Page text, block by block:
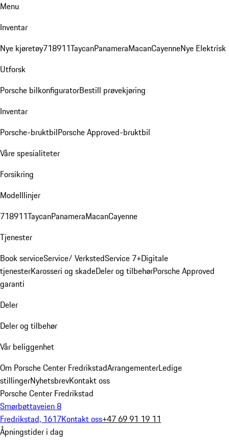
Menu
Inventar
Nye kjøretøy718911TaycanPanameraMacanCayenneNye Elektrisk
Utforsk
Porsche bilkonfiguratorBestill prøvekjøring
Inventar
Porsche-bruktbilPorsche Approved-bruktbil
Våre spesialiteter
Forsikring
Modelllinjer
718911TaycanPanameraMacanCayenne
Tjenester
Book serviceService/ VerkstedService 7+Digitale
tjenesterKarosseri og skadeDeler og tilbehørPorsche Approved
garanti
Deler
Deler og tilbehør
Vår beliggenhet
Om Porsche Center FredrikstadArrangementerLedige
stillingerNyhetsbrevKontakt oss
Porsche Center Fredrikstad
Smørbøttaveien 8
Fredrikstad, 1617Kontakt oss+47 69 91 19 11
Åpningstider i dag